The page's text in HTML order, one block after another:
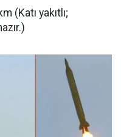
(Katı yakıtlı;